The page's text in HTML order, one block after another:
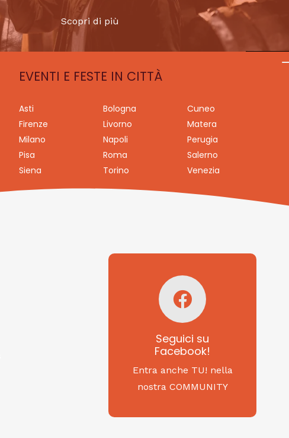
Scopri di più
EVENTI E FESTE IN CITTÀ
Asti Bologna
Cuneo
Firenze
Livorno
Matera
Milano
Napoli
Perugia
Pisa
Roma
Salerno
Siena
Torino Venezia
Seguici su
Facebook!
Entra anche TU! nella
nostra COMMUNITY
Seguici su
Facebook!
SAGRITALY
Feste, cibi e tradizioni
da Nord a Sud...